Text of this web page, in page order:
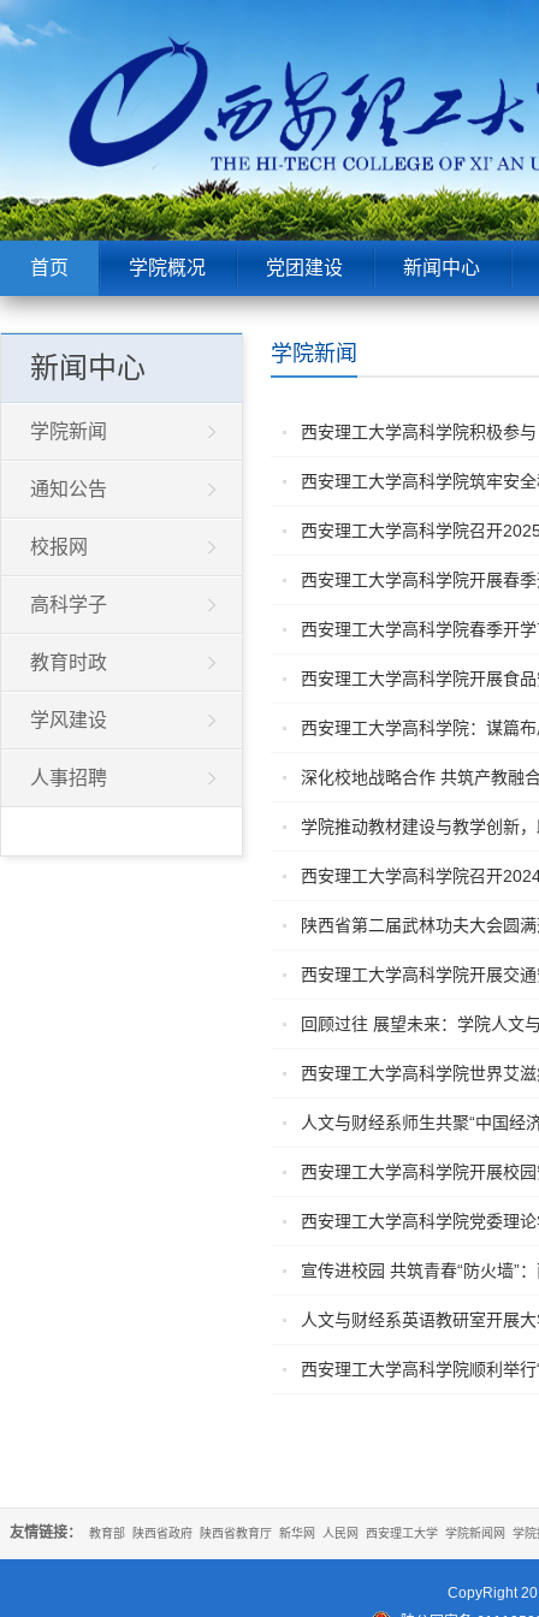
首页 学院概况 党团建设 新闻中心
学院新闻
西安理工大学高科学院积极参
西安理工大学高科学院筑牢安
西安理工大学高科学院召开
西安理工大学高科学院开展春
西安理工大学高科学院春季开
西安理工大学高科学院开展食
西安理工大学高科学院：谋篇
深化校地战略合作 共筑产教融
学院推动教材建设与教学创新
西安理工大学高科学院召开
陕西省第二届武林功夫大会圆
西安理工大学高科学院开展交
回顾过往 展望未来：学院人文
西安理工大学高科学院世界艾
人文与财经系师生共聚“中国经
西安理工大学高科学院开展校
西安理工大学高科学院党委理
宣传进校园 共筑青春“防火墙”
人文与财经系英语教研室开展
西安理工大学高科学院顺利举
新闻中心
学院新闻
通知公告
校报网
高科学子
教育时政
学风建设
人事招聘
友情链接： 教育部 陕西省政府 陕西省教育厅 新华网 人民网 西安理工大学 学院新闻网 学院
CopyRight